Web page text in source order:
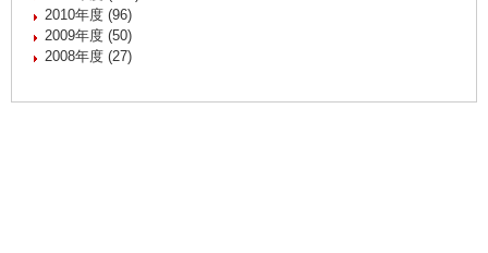
2010年度 (96)
2009年度 (50)
2008年度 (27)